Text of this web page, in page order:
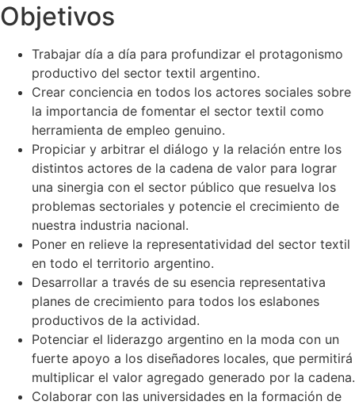
Objetivos
Trabajar día a día para profundizar el protagonismo
productivo del sector textil argentino.
Crear conciencia en todos los actores sociales sobre
la importancia de fomentar el sector textil como
herramienta de empleo genuino.
Propiciar y arbitrar el diálogo y la relación entre los
distintos actores de la cadena de valor para lograr
una sinergia con el sector público que resuelva los
problemas sectoriales y potencie el crecimiento de
nuestra industria nacional.
Poner en relieve la representatividad del sector textil
en todo el territorio argentino.
Desarrollar a través de su esencia representativa
planes de crecimiento para todos los eslabones
productivos de la actividad.
Potenciar el liderazgo argentino en la moda con un
fuerte apoyo a los diseñadores locales, que permitirá
multiplicar el valor agregado generado por la cadena.
Colaborar con las universidades en la formación de